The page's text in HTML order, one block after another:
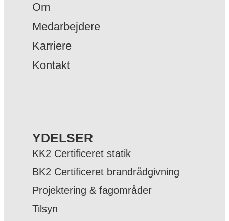
Om
Medarbejdere
Karriere
Kontakt
YDELSER
KK2 Certificeret statik
BK2 Certificeret brandrådgivning
Projektering & fagområder
Tilsyn